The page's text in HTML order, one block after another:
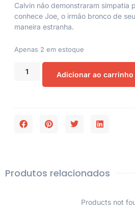
Calvin não demonstraram simpatia
conhece Joe, o irmão bronco de
maneira estranha.
Apenas 2 em estoque
Adicionar ao carrinho
Produtos relacionados
Products not